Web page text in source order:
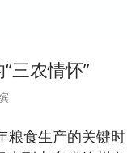
三农情怀”
粮食生产的关键时